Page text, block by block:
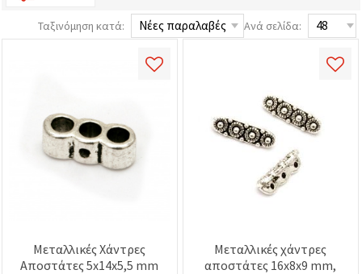
άλλων με
τη βοήθεια
μάρκετινγκ.
Μπορείτε
συμφωνήσετε
ιστότοπο!
Ταξινόμηση κατά: Ανά σελίδα:
Μεταλλικές Χάντρες
Αποστάτες 5x14x5,5 mm
Μεταλλικές χάντρες
αποστάτες 16x8x9 mm,